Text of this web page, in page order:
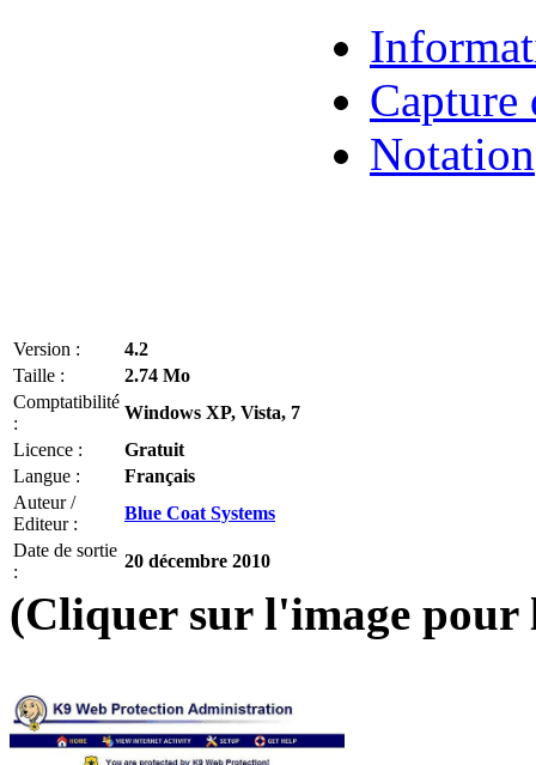
Capture
Notation
Version :
4.2
Taille :
2.74 Mo
Comptatibilité
:
Windows XP, Vista, 7
Licence :
Gratuit
Langue :
Français
Auteur /
Editeur :
Blue Coat Systems
Date de sortie
:
20 décembre 2010
(Cliquer sur l'image